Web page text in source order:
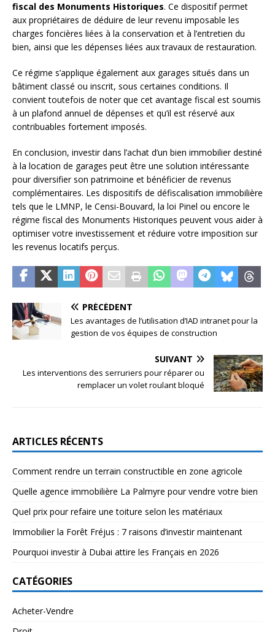
fiscal des Monuments Historiques. Ce dispositif permet
aux propriétaires de déduire de leur revenu imposable les
charges foncières liées à la conservation et à l’entretien du
bien, ainsi que les dépenses liées aux travaux de restauration.
Ce régime s’applique également aux garages situés dans un
bâtiment classé ou inscrit, sous certaines conditions. Il
convient toutefois de noter que cet avantage fiscal est soumis
à un plafond annuel de dépenses et qu’il est réservé aux
contribuables fortement imposés.
En conclusion, investir dans l’achat d’un bien immobilier destiné
à la location de garages peut être une solution intéressante
pour diversifier son patrimoine et bénéficier de revenus
complémentaires. Les dispositifs de défiscalisation immobilière
tels que le LMNP, le Censi-Bouvard, la loi Pinel ou encore le
régime fiscal des Monuments Historiques peuvent vous aider à
optimiser votre investissement et réduire votre imposition sur
les revenus locatifs perçus.
PRÉCÉDENT
Les avantages de l’utilisation d’IAD intranet pour la
gestion de vos équipes de construction
SUIVANT
Les interventions des serruriers pour réparer ou
remplacer un volet roulant bloqué
ARTICLES RÉCENTS
Comment rendre un terrain constructible en zone agricole
Quelle agence immobilière La Palmyre pour vendre votre bien
Quel prix pour refaire une toiture selon les matériaux
Immobilier la Forêt Fréjus : 7 raisons d’investir maintenant
Pourquoi investir à Dubai attire les Français en 2026
CATÉGORIES
Acheter-Vendre